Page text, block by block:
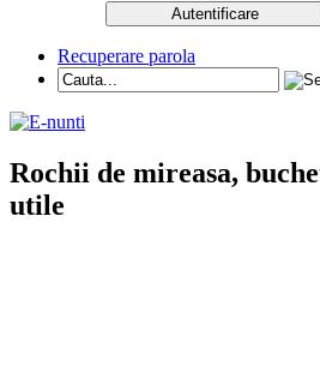
Recuperare parola
Rochii de mireasa,
utile